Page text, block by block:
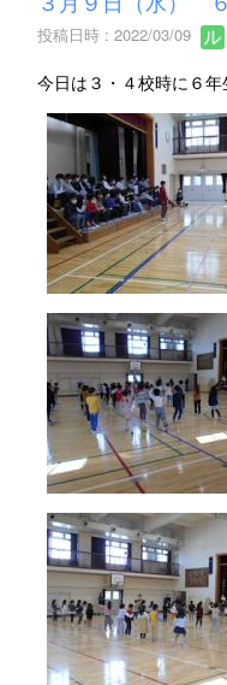
投稿日時 : 2022/03/09
今日は３・４校時に６年